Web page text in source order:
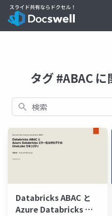
タグ #ABAC
検索
Databricks ABAC と
Azure Databricks ミ